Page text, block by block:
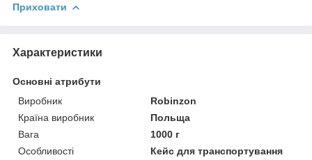
Приховати
Характеристики
Основні атрибути
Виробник
Robinzon
Країна виробник
Польща
Вага
1000 г
Особливості
Кейс для транспортування